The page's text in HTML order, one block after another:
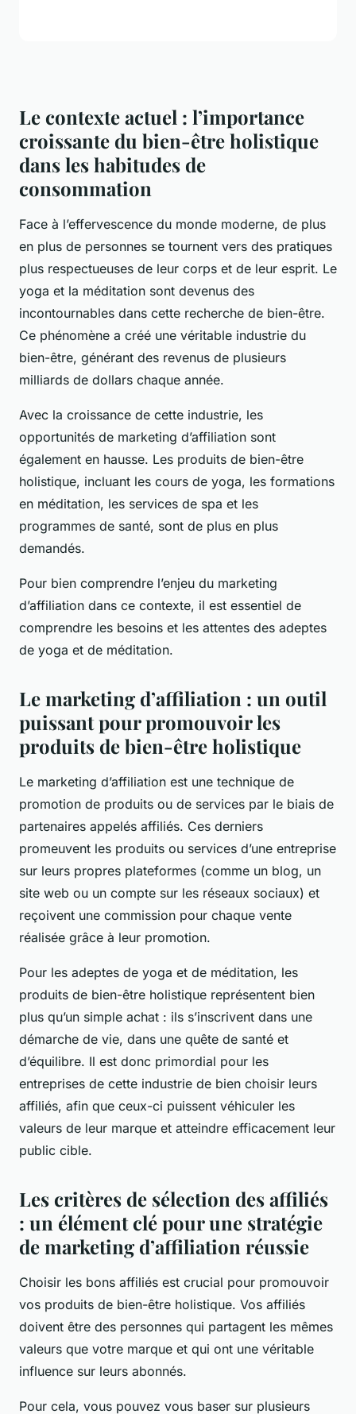
Le contexte actuel : l’importance
croissante du bien-être holistique
dans les habitudes de
consommation
Face à l’effervescence du monde moderne, de plus
en plus de personnes se tournent vers des pratiques
plus respectueuses de leur corps et de leur esprit. Le
yoga et la méditation sont devenus des
incontournables dans cette recherche de bien-être.
Ce phénomène a créé une véritable industrie du
bien-être, générant des revenus de plusieurs
milliards de dollars chaque année.
Avec la croissance de cette industrie, les
opportunités de marketing d’affiliation sont
également en hausse. Les produits de bien-être
holistique, incluant les cours de yoga, les formations
en méditation, les services de spa et les
programmes de santé, sont de plus en plus
demandés.
Pour bien comprendre l’enjeu du marketing
d’affiliation dans ce contexte, il est essentiel de
comprendre les besoins et les attentes des adeptes
de yoga et de méditation.
Le marketing d’affiliation : un outil
puissant pour promouvoir les
produits de bien-être holistique
Le marketing d’affiliation est une technique de
promotion de produits ou de services par le biais de
partenaires appelés affiliés. Ces derniers
promeuvent les produits ou services d’une entreprise
sur leurs propres plateformes (comme un blog, un
site web ou un compte sur les réseaux sociaux) et
reçoivent une commission pour chaque vente
réalisée grâce à leur promotion.
Pour les adeptes de yoga et de méditation, les
produits de bien-être holistique représentent bien
plus qu’un simple achat : ils s’inscrivent dans une
démarche de vie, dans une quête de santé et
d’équilibre. Il est donc primordial pour les
entreprises de cette industrie de bien choisir leurs
affiliés, afin que ceux-ci puissent véhiculer les
valeurs de leur marque et atteindre efficacement leur
public cible.
Les critères de sélection des affiliés
: un élément clé pour une stratégie
de marketing d’affiliation réussie
Choisir les bons affiliés est crucial pour promouvoir
vos produits de bien-être holistique. Vos affiliés
doivent être des personnes qui partagent les mêmes
valeurs que votre marque et qui ont une véritable
influence sur leurs abonnés.
Pour cela, vous pouvez vous baser sur plusieurs